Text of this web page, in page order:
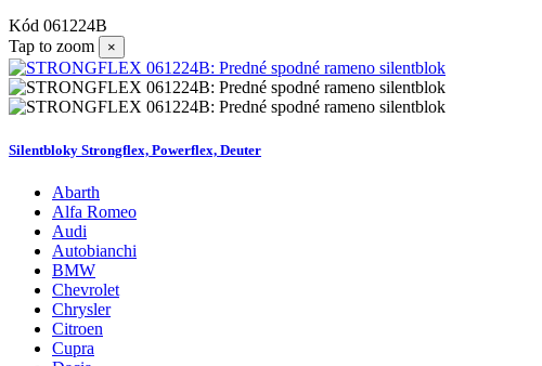
Kód 061224B
Tap to zoom
×
Silentbloky Strongflex, Powerflex, Deuter
Abarth
Alfa Romeo
Audi
Autobianchi
BMW
Chevrolet
Chrysler
Citroen
Cupra